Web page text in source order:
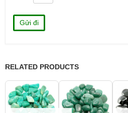
RELATED PRODUCTS